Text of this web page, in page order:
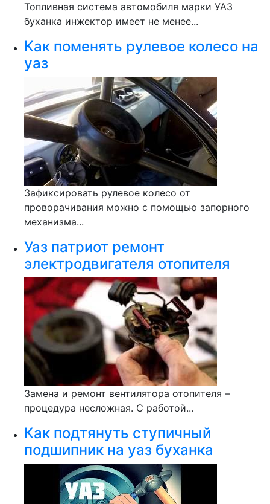
Топливная система автомобиля марки УАЗ
буханка инжектор имеет не менее...
Как поменять рулевое колесо на
уаз
Зафиксировать рулевое колесо от
проворачивания можно с помощью запорного
механизма...
Уаз патриот ремонт
электродвигателя отопителя
Замена и ремонт вентилятора отопителя –
процедура несложная. С работой...
Как подтянуть ступичный
подшипник на уаз буханка